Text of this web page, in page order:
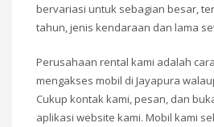
bervariasi untuk sebagian besar,
tahun, jenis kendaraan dan lama
Perusahaan rental kami adalah
mengakses mobil di Jayapura
Cukup kontak kami, pesan, dan
aplikasi website kami. Mobil kami